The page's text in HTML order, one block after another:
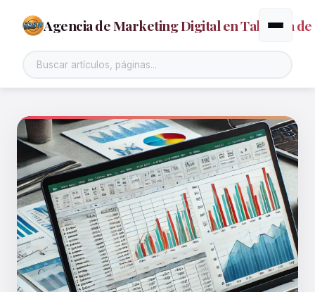
Agencia de Marketing Digital en Talavera de
Alternar